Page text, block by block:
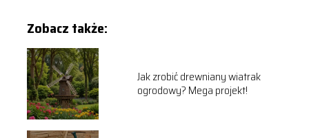
Zobacz także:
Jak zrobić drewniany wiatrak
ogrodowy? Mega projekt!